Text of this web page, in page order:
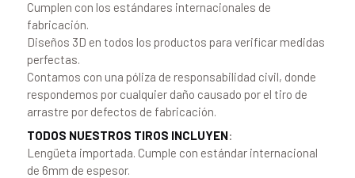
Cumplen con los estándares internacionales de
fabricación.
Diseños 3D en todos los productos para verificar medidas
perfectas.
Contamos con una póliza de responsabilidad civil, donde
respondemos por cualquier daño causado por el tiro de
arrastre por defectos de fabricación.
TODOS NUESTROS TIROS INCLUYEN:
Lengüeta importada. Cumple con estándar internacional
de 6mm de espesor.